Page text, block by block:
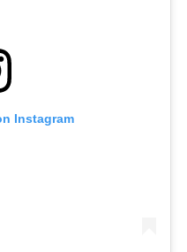
Instagram